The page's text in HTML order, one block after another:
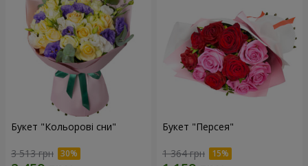
Букет "Кольорові сни"
3 513 грн
Букет "Персея"
1 364 грн